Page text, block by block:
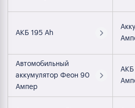
АКБ 195 Ah
Автомобильный
аккумулятор Феон 90
Ампер
АКБ